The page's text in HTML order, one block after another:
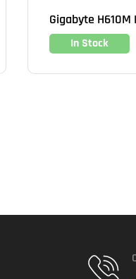
Gigabyte H610M
In Stock